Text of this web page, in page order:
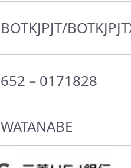
BOTKJPJT/
652－0171828
WATANABE